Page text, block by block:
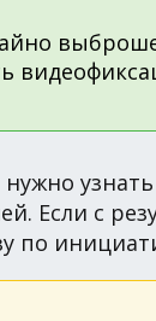
Если с
по